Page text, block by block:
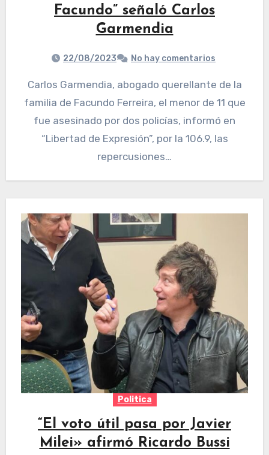
Facundo” señaló Carlos
Garmendia
22/08/2023 No hay comentarios
Carlos Garmendia, abogado querellante de la
familia de Facundo Ferreira, el menor de 11 que
fue asesinado por dos policías, informó en
“Libertad de Expresión”, por la 106.9, las
repercusiones…
Politica
“El voto útil pasa por Javier
Milei» afirmó Ricardo Bussi